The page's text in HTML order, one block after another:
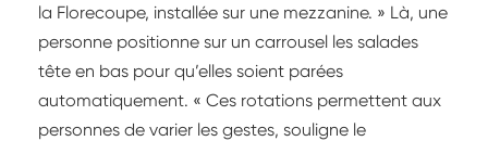
la Florecoupe, installée sur une mezzanine. » Là, une
personne positionne sur un carrousel les salades
tête en bas pour qu’elles soient parées
automatiquement. « Ces rotations permettent aux
personnes de varier les gestes, souligne le